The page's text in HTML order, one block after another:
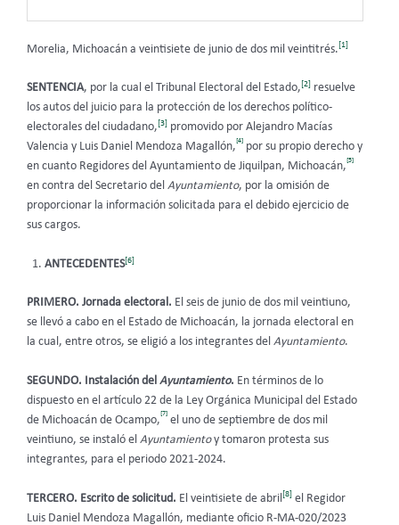
Morelia, Michoacán a veintisiete de junio de dos mil veintitrés. [1]
SENTENCIA, por la cual el Tribunal Electoral del Estado,[2] resuelve
los autos del juicio para la protección de los derechos político-
electorales del ciudadano,[3] promovido por Alejandro Macías
Valencia y Luis Daniel Mendoza Magallón,
[4]
por su propio derecho y
en cuanto Regidores del Ayuntamiento de Jiquilpan, Michoacán,
[5]
en contra del Secretario del Ayuntamiento, por la omisión de
proporcionar la información solicitada para el debido ejercicio de
sus cargos.
ANTECEDENTES[6]
PRIMERO. Jornada electoral. El seis de junio de dos mil veintiuno,
se llevó a cabo en el Estado de Michoacán, la jornada electoral en
la cual, entre otros, se eligió a los integrantes del Ayuntamiento.
SEGUNDO. Instalación del Ayuntamiento. En términos de lo
dispuesto en el artículo 22 de la Ley Orgánica Municipal del Estado
de Michoacán de Ocampo,
[7]
el uno de septiembre de dos mil
veintiuno, se instaló el Ayuntamientoy tomaron protesta sus
integrantes, para el periodo 2021-2024.
TERCERO. Escrito de solicitud. El veintisiete de abril [8] el Regidor
Luis Daniel Mendoza Magallón, mediante oficio R-MA-020/2023